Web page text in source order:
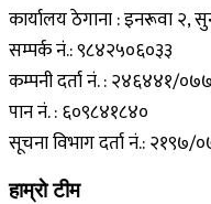
कार्यालय ठेगाना : इनरूवा २,
सम्पर्क नं.: ९८४२५०६०३३
कम्पनी दर्ता नं. : २४६४४१/
पान नं. : ६०९८४१८४०
सूचना विभाग दर्ता नं.:
हाम्राे टीम